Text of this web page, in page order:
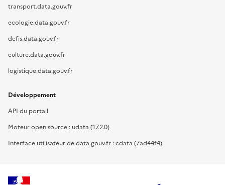
transport.data.gouv.fr
ecologie.data.gouv.fr
defis.data.gouv.fr
culture.data.gouv.fr
logistique.data.gouv.fr
Développement
API du portail
Moteur open source : udata (17.2.0)
Interface utilisateur de data.gouv.fr : cdata (7ad44f4)